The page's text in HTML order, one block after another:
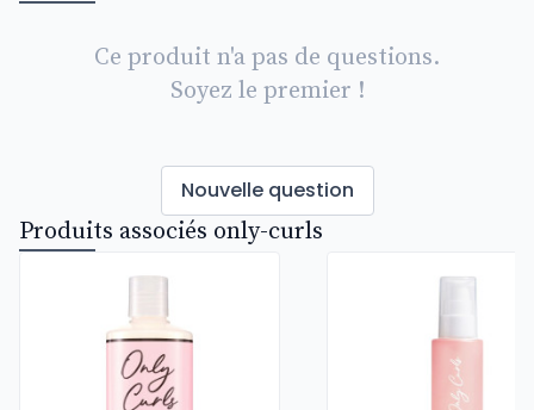
Ce produit n'a pas de questions.
Soyez le premier !
Nouvelle question
Produits associés only-curls